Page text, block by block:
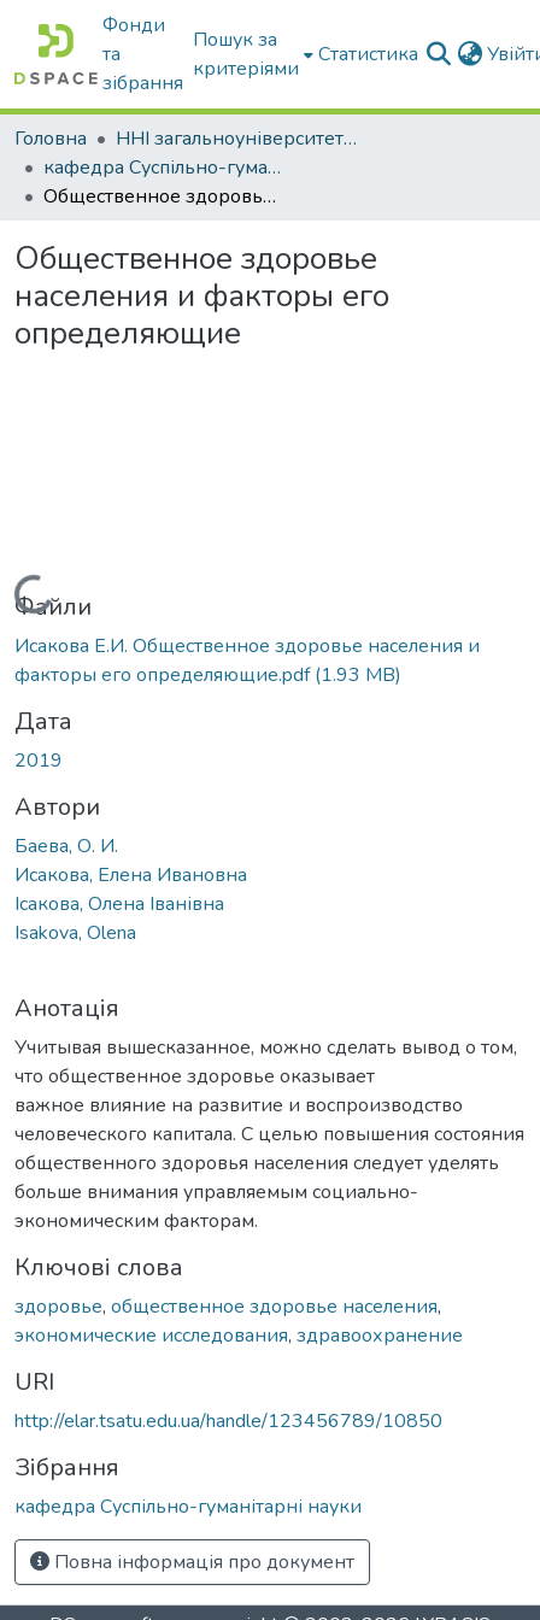
Фонди
та
зібрання
Пошук за
критеріями
Статистика
Головна
ННІ загальноуніверситетської підготовки
кафедра Суспільно-гуманітарні науки
Общественное здоровье населения и факторы его определяющие
Общественное здоровье
населения и факторы его
определяющие
Вантажиться...
Файли
Исакова Е.И. Общественное здоровье населения и
факторы его определяющие.pdf(1.93 MB)
Дата
2019
Автори
Баева, О. И.
Исакова, Елена Ивановна
Ісакова, Олена Іванівна
Isakova, Olena
Анотація
Учитывая вышесказанное, можно сделать вывод о том,
что общественное здоровье оказывает
важное влияние на развитие и воспроизводство
человеческого капитала. С целью повышения состояния
общественного здоровья населения следует уделять
больше внимания управляемым социально-
экономическим факторам.
Ключові слова
здоровье, общественное здоровье населения,
экономические исследования, здравоохранение
URI
http://elar.tsatu.edu.ua/handle/123456789/10850
Зібрання
кафедра Суспільно-гуманітарні науки
Повна інформація про документ